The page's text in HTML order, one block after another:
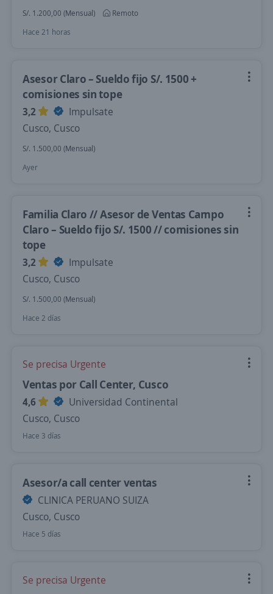
S/. 1.200,00 (Mensual)
Remoto
Hace 21 horas
Asesor Claro – Sueldo fijo S/. 1500 +
comisiones sin tope
3,2
Impulsate
Cusco, Cusco
S/. 1.500,00 (Mensual)
Ayer
Familia Claro // Asesor de Ventas Campo
Claro – Sueldo fijo S/. 1500 // comisiones sin
tope
3,2
Impulsate
Cusco, Cusco
S/. 1.500,00 (Mensual)
Hace 2 días
Se precisa Urgente
Ventas por Call Center, Cusco
4,6
Universidad Continental
Cusco, Cusco
Hace 3 días
Asesor/a call center ventas
CLINICA PERUANO SUIZA
Cusco, Cusco
Hace 5 días
Se precisa Urgente